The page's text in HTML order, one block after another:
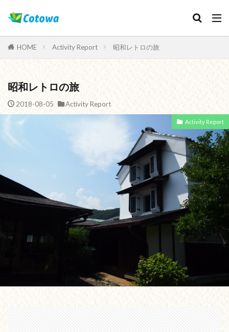
HOME Activity Report 昭和レトロの旅
昭和レトロの旅
2018-08-05 Activity Report
Activity Report
Category